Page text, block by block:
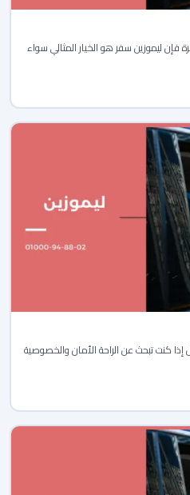
فإن ليموزين سفر هو الخيار المثالي سواء
إذا كنت تبحث عن الراحة الأمان والخصوصية